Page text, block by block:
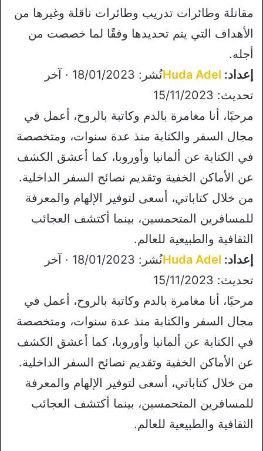
مقاتلة وطائرات تدريب وطائرات ناقلة وغيرها من
الأهداف التي يتم تحديدها وفقًا لما خصصت من
أجله.
إعداد: Huda Adel
نُشر: 18/01/2023 · آخر
تحديث: 15/11/2023
مرحبًا، أنا مغامرة بالدم وكاتبة بالروح، أعمل في
مجال السفر والكتابة منذ عدة سنوات، ومتخصصة
في الكتابة عن ألمانيا وأوروبا، كما أعشق الكشف
عن الأماكن الخفية وتقديم نصائح السفر الداخلية.
من خلال كتاباتي، أسعى لتوفير الإلهام والمعرفة
للمسافرين المتحمسين، بينما أكتشف العجائب
الثقافية والطبيعية للعالم.
إعداد: Huda Adel
نُشر: 18/01/2023 · آخر
تحديث: 15/11/2023
مرحبًا، أنا مغامرة بالدم وكاتبة بالروح، أعمل في
مجال السفر والكتابة منذ عدة سنوات، ومتخصصة
في الكتابة عن ألمانيا وأوروبا، كما أعشق الكشف
عن الأماكن الخفية وتقديم نصائح السفر الداخلية.
من خلال كتاباتي، أسعى لتوفير الإلهام والمعرفة
للمسافرين المتحمسين، بينما أكتشف العجائب
الثقافية والطبيعية للعالم.